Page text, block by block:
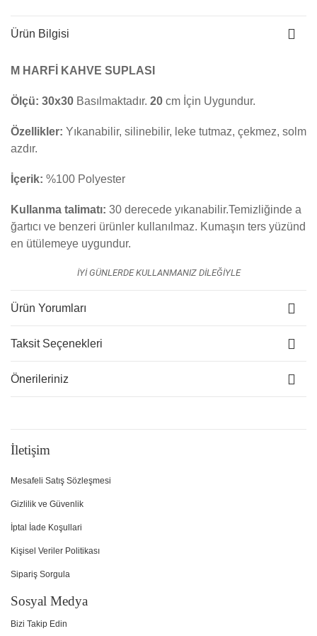
Ürün Bilgisi
M HARFİ KAHVE SUPLASI
Ölçü: 30x30 Basılmaktadır. 20 cm İçin Uygundur.
Özellikler: Yıkanabilir, silinebilir, leke tutmaz, çekmez, solm
azdır.
İçerik: %100 Polyester
Kullanma talimatı: 30 derecede yıkanabilir.Temizliğinde a
ğartıcı ve benzeri ürünler kullanılmaz. Kumaşın ters yüzünd
en ütülemeye uygundur.
İYİ GÜNLERDE KULLANMANIZ DİLEĞİYLE
Ürün Yorumları
Taksit Seçenekleri
Önerileriniz
İletişim
Mesafeli Satış Sözleşmesi
Gizlilik ve Güvenlik
İptal İade Koşullari
Kişisel Veriler Politikası
Sipariş Sorgula
Sosyal Medya
Bizi Takip Edin